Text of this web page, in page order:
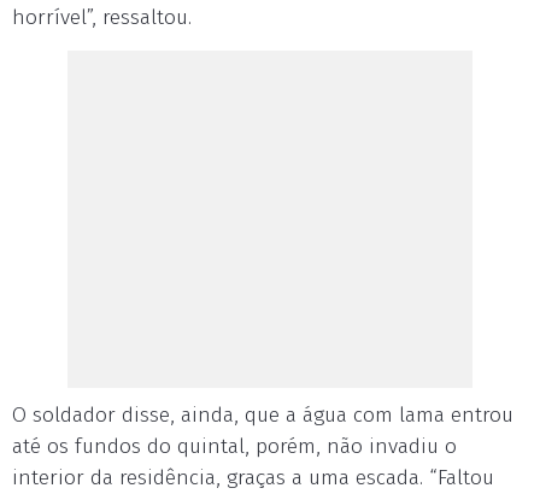
horrível”, ressaltou.
O soldador disse, ainda, que a água com lama entrou
até os fundos do quintal, porém, não invadiu o
interior da residência, graças a uma escada. “Faltou